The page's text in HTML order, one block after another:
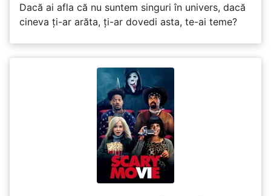
Dacă ai afla că nu suntem singuri în univers, dacă
cineva ți-ar arăta, ți-ar dovedi asta, te-ai teme?